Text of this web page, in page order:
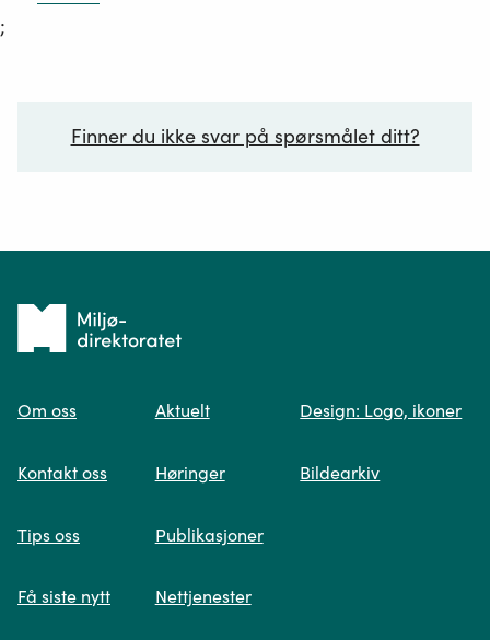
;
Finner du ikke svar på spørsmålet ditt?
Spør oss
søk og viser deg vår mest relevante
Tilbake
forsiden
Om oss
Kontakt oss
Tips oss
Få siste nytt
Aktuelt
Høringer
Publikasjoner
Nettjenester
Design: Logo, ikoner
Bildearkiv